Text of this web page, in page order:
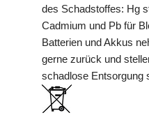
des Schadstoffes: Hg
Cadmium und Pb für
Batterien und Akkus
gerne zurück und
schadlose Entsorgung